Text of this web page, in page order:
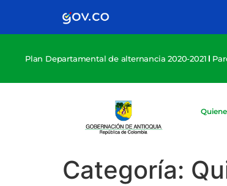
Plan Departamental de alternancia 2020-2021
Categoría: